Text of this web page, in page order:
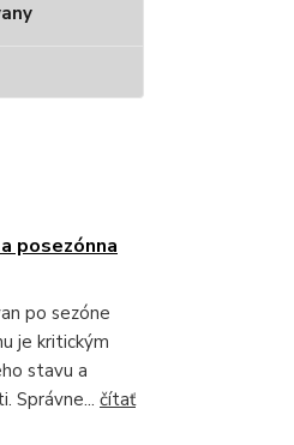
posezónna
po sezóne
je kritickým
stavu a
Správne... čítať